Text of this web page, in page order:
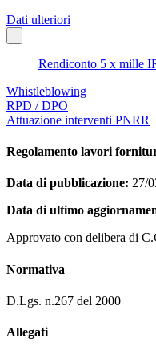
Dati ulteriori
Rendiconto 5 x mille
Whistleblowing
RPD / DPO
Attuazione interventi PNRR
Regolamento lavori
Data di pubblicazione: 27/
Data di ultimo
Approvato con delibera di
Normativa
D.Lgs. n.267 del 2000
Allegati